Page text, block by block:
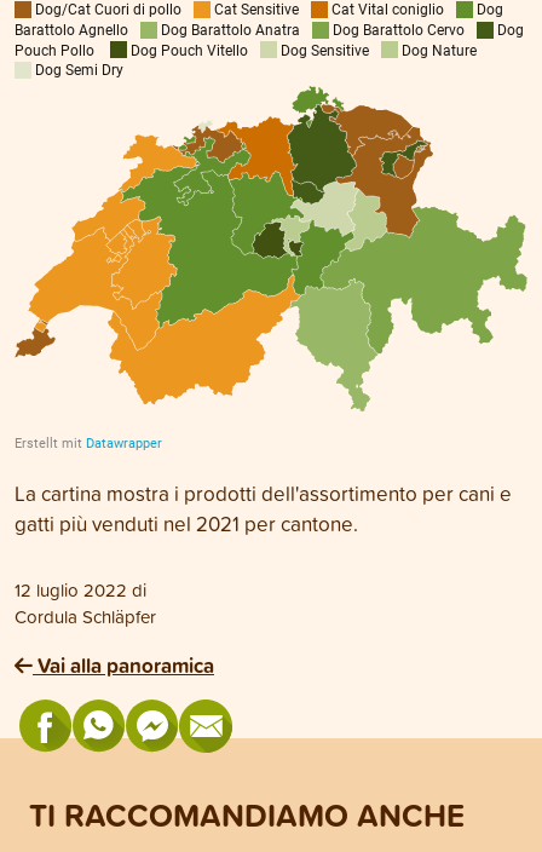
La cartina mostra i prodotti dell'assortimento per cani e
gatti più venduti nel 2021 per cantone.
12 luglio 2022 di
Cordula Schläpfer
Vai alla panoramica
TI RACCOMANDIAMO ANCHE